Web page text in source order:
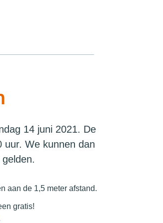
14 juni 2021. De
uur. We kunnen dan
aan de 1,5 meter afstand.
gratis!